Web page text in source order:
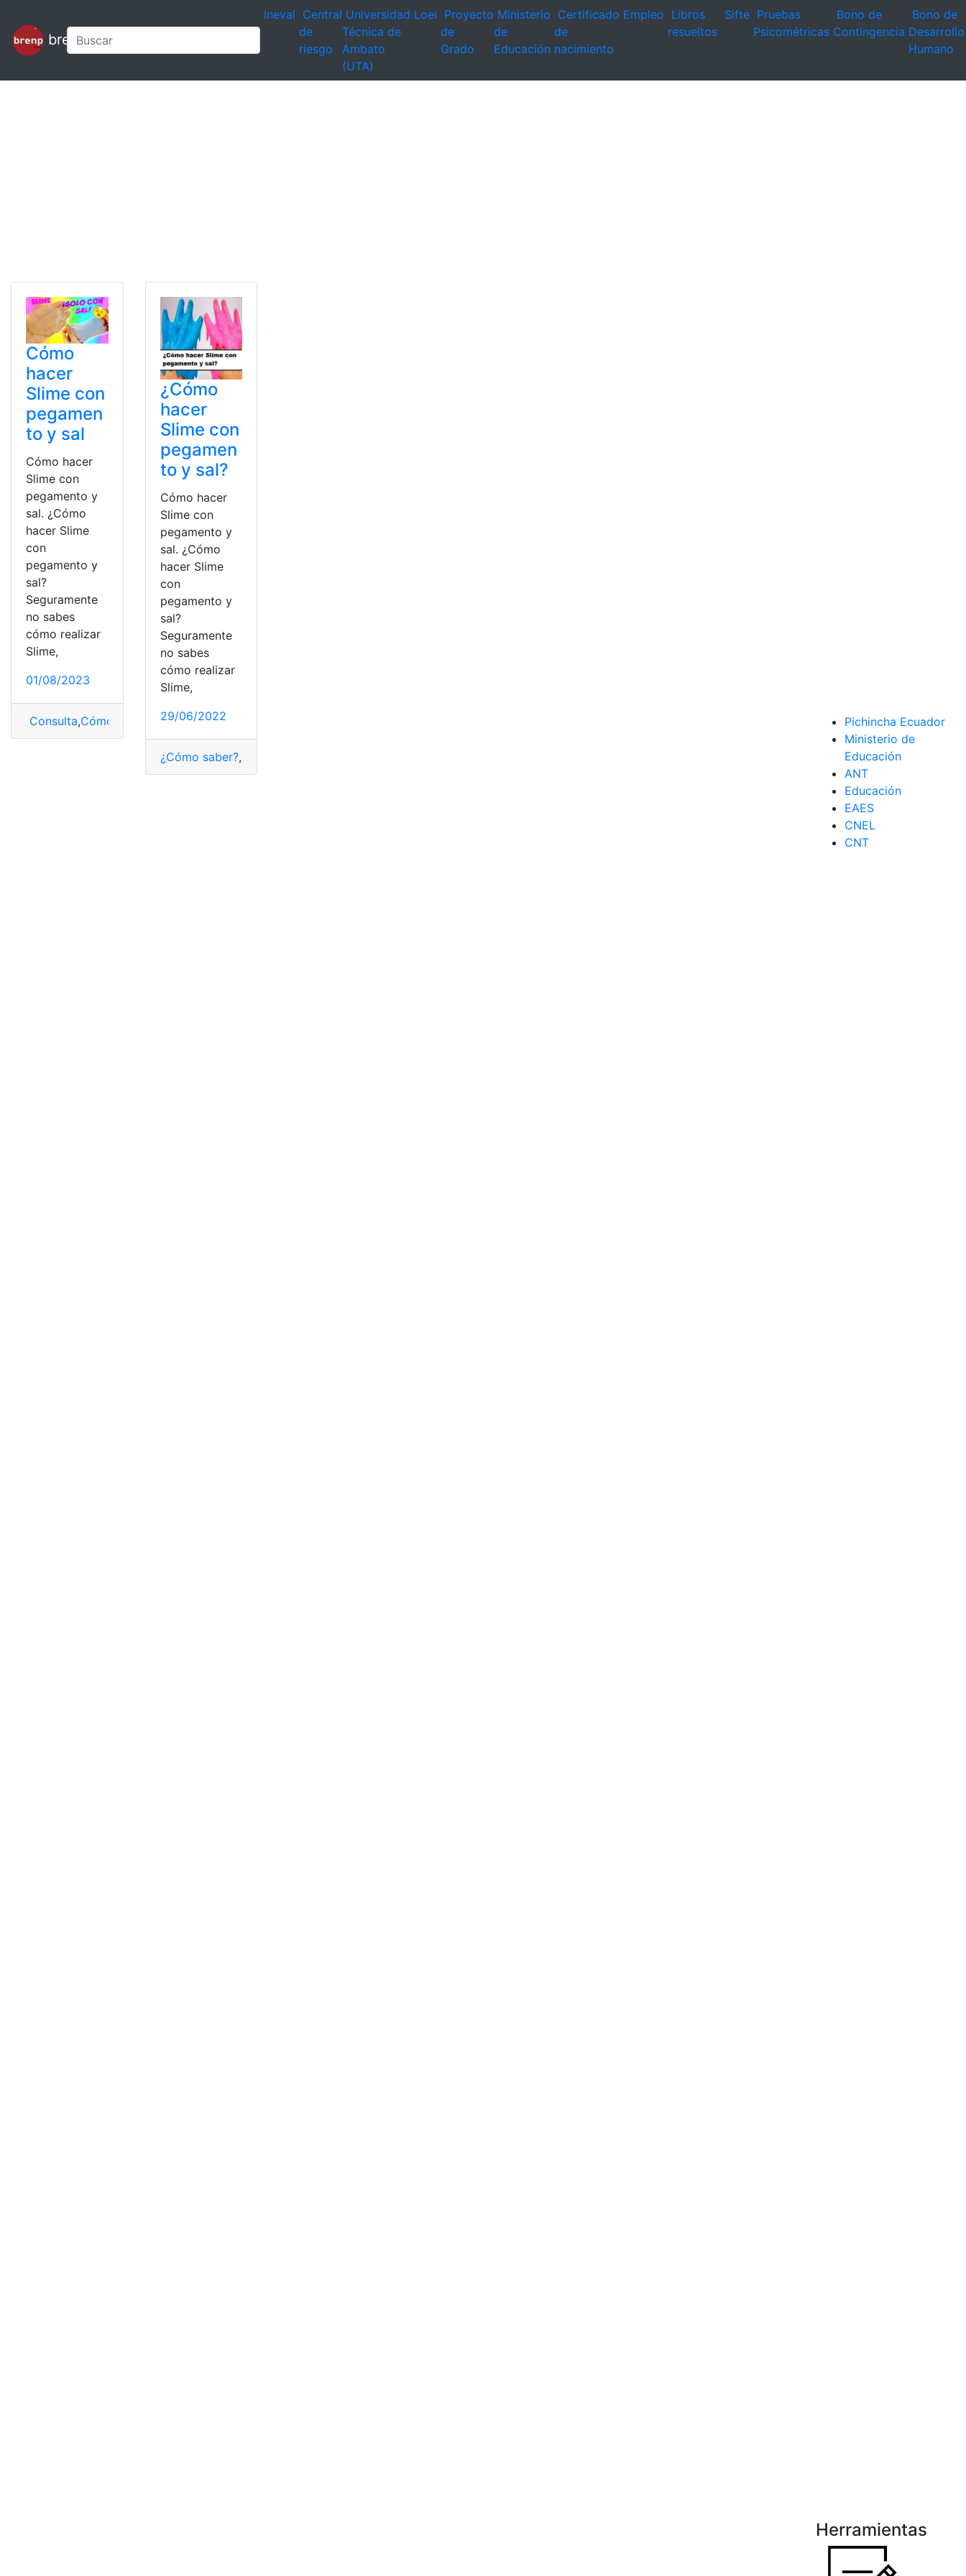
brenp
Ineval Central
de
riesgo
Universidad
Técnica de
Ambato
(UTA)
Loei Proyecto
de
Grado
Ministerio
de
Educación
Certificado
de
nacimiento
Empleo Libros
resueltos
Sifte Pruebas
Psicométricas
Bono de
Contingencia
Bono de
Desarrollo
Humano
Cómo
hacer
Slime con
pegamen
to y sal
Cómo hacer
Slime con
pegamento y
sal. ¿Cómo
hacer Slime
con
pegamento y
sal?
Seguramente
no sabes
cómo realizar
Slime,
01/08/2023
Consulta,Cómo hacer Hacer,pegamento
¿Cómo
hacer
Slime con
pegamen
to y sal?
Cómo hacer
Slime con
pegamento y
sal. ¿Cómo
hacer Slime
con
pegamento y
sal?
Seguramente
no sabes
cómo realizar
Slime,
29/06/2022
¿Cómo saber?,
Pichincha Ecuador
Ministerio de
Educación
ANT
Educación
EAES
CNEL
CNT
Herramientas